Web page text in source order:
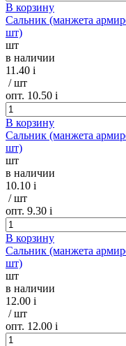
В корзину
Сальник (манжета
шт)
шт
в наличии
11.40 i
/ шт
опт. 10.50 i
В корзину
Сальник (манжета
шт)
шт
в наличии
10.10 i
/ шт
опт. 9.30 i
В корзину
Сальник (манжета
шт)
шт
в наличии
12.00 i
/ шт
опт. 12.00 i